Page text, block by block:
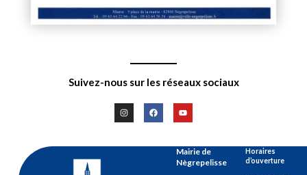
Suivez-nous sur les réseaux sociaux
Mairie de
Nègrepelisse
Horaires
d’ouverture